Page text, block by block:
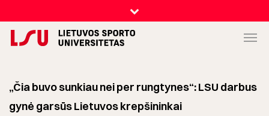
„Čia buvo sunkiau nei per rungtynes“: LSU darbus
gynė garsūs Lietuvos krepšininkai